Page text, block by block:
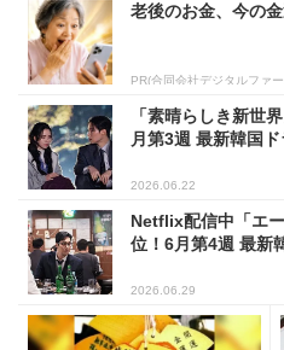
老後のお金、今の
PR(合同会社デジタルファ
「素晴らしき新世
月第3週 最新韓国
2026.06.22
Netflix配信中「エ
位！6月第4週 最新
2026.06.29